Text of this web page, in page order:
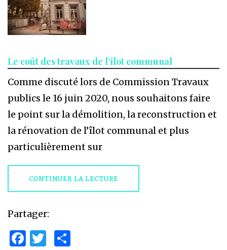
Le coût des travaux de l’îlot communal
Comme discuté lors de Commission Travaux
publics le 16 juin 2020, nous souhaitons faire
le point sur la démolition, la reconstruction et
la rénovation de l’îlot communal et plus
particulièrement sur
CONTINUER LA LECTURE
Partager:
Facebook
Twitter